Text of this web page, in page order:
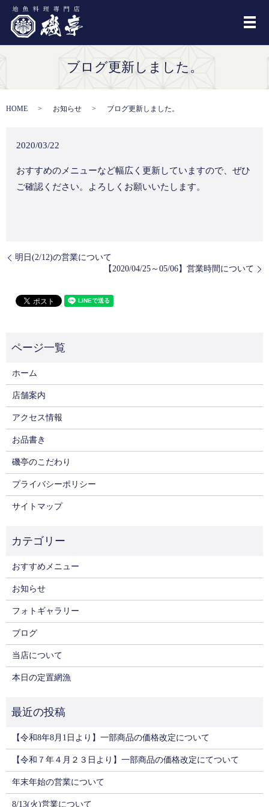
メ
ブログ更新しました。
HOME お知らせ ブログ更新しました。
2020/03/22
おすすめのメニューなど幅広く更新していますので、ぜひ
ご確認ください。よろしくお願いいたします。
明日(2/12)の営業について
【2020/04/25～05/06】営業時間について
ホーム
店舗案内
アクセス情報
お品書き
磯亭のこだわり
プライバシーポリシー
サイトマップ
おすすめメニュー
お知らせ
フォトギャラリー
ブログ
当店について
本日の定置網漁
【令和8年8月1日より】一部商品の価格改定について
【令和７年４月２３日より】一部商品の価格改定にてついて
年末年始の営業について
8/13(火)営業について